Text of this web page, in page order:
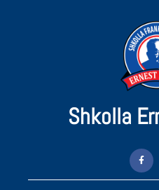
Shkolla